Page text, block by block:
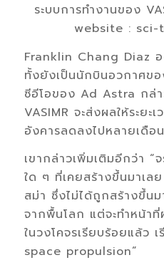
ระบบการทำงานของ
website : sci-
Franklin Chang Diaz
ทั้งยังเป็นนักบินอวกาศขอ
ซีอีโอของ Ad Astra กล่า
VASIMR จะส่งผลให้ระยะ
อังคารลดลงไปหลายเดือ
เขากล่าวเพิ่มเติมอีกว่า “
ใด ๆ ที่เคยสร้างขึ้นมาเล
สม่า ซึ่งไม่ได้ถูกสร้างขึ้น
จากพื้นโลก แต่จะทำหน้า
ในวงโคจรเรียบร้อยแล้ว
space propulsion”